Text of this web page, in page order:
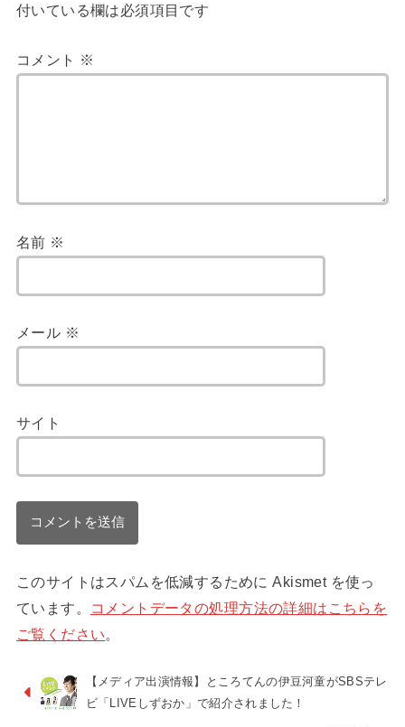
付いている欄は必須項目です
コメント ※
名前 ※
メール ※
サイト
このサイトはスパムを低減するために Akismet を使っ
ています。
コメントデータの処理方法の詳細はこちらを
ご覧ください。
【メディア出演情報】ところてんの伊豆河童がSBSテレ
ビ「LIVEしずおか」で紹介されました！